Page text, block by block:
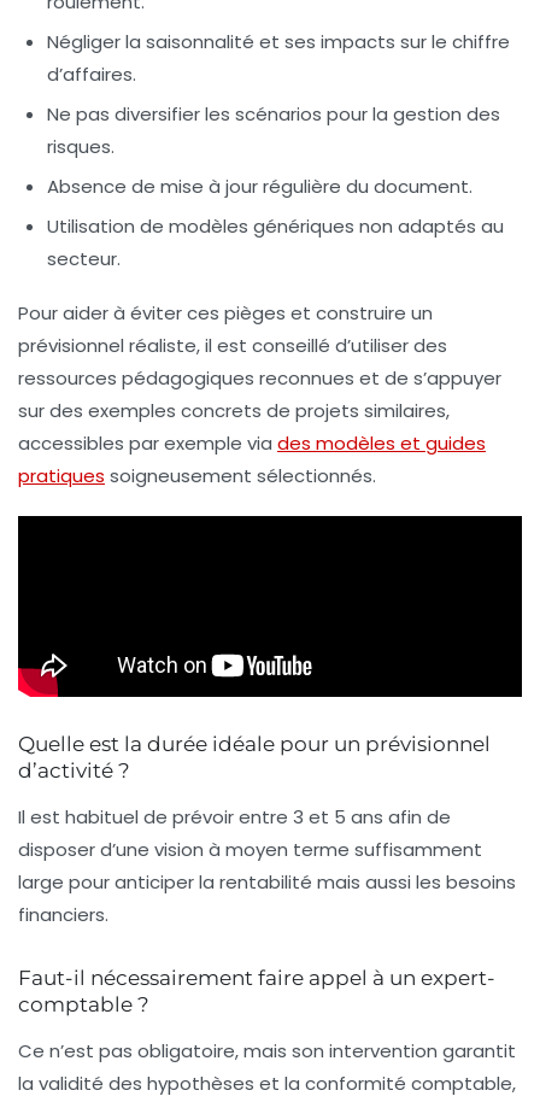
Négliger la saisonnalité et ses impacts sur le chiffre
d’affaires.
Ne pas diversifier les scénarios pour la gestion des
risques.
Absence de mise à jour régulière du document.
Utilisation de modèles génériques non adaptés au
secteur.
Pour aider à éviter ces pièges et construire un
prévisionnel réaliste, il est conseillé d’utiliser des
ressources pédagogiques reconnues et de s’appuyer
sur des exemples concrets de projets similaires,
accessibles par exemple via des modèles et guides
pratiques soigneusement sélectionnés.
Quelle est la durée idéale pour un prévisionnel
d’activité ?
Il est habituel de prévoir entre 3 et 5 ans afin de
disposer d’une vision à moyen terme suffisamment
large pour anticiper la rentabilité mais aussi les besoins
financiers.
Faut-il nécessairement faire appel à un expert-
comptable ?
Ce n’est pas obligatoire, mais son intervention garantit
la validité des hypothèses et la conformité comptable,